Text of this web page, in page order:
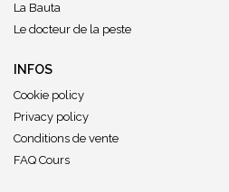
La Bauta
Le docteur de la peste
INFOS
Cookie policy
Privacy policy
Conditions de vente
FAQ Cours